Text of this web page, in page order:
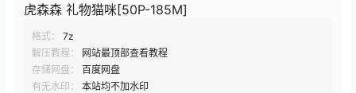
虎森森 礼物猫咪[50P-185M]
格式：
7z
解压教程：
网站最顶部查看教程
存储网盘：
百度网盘
有无水印：
本站均不加水印